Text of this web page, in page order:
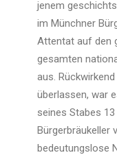
jenem
im Münchner
Attentat auf den
gesamten
aus.
überlassen, war
seines Stabes
Bürgerbräukeller
bedeutungslose